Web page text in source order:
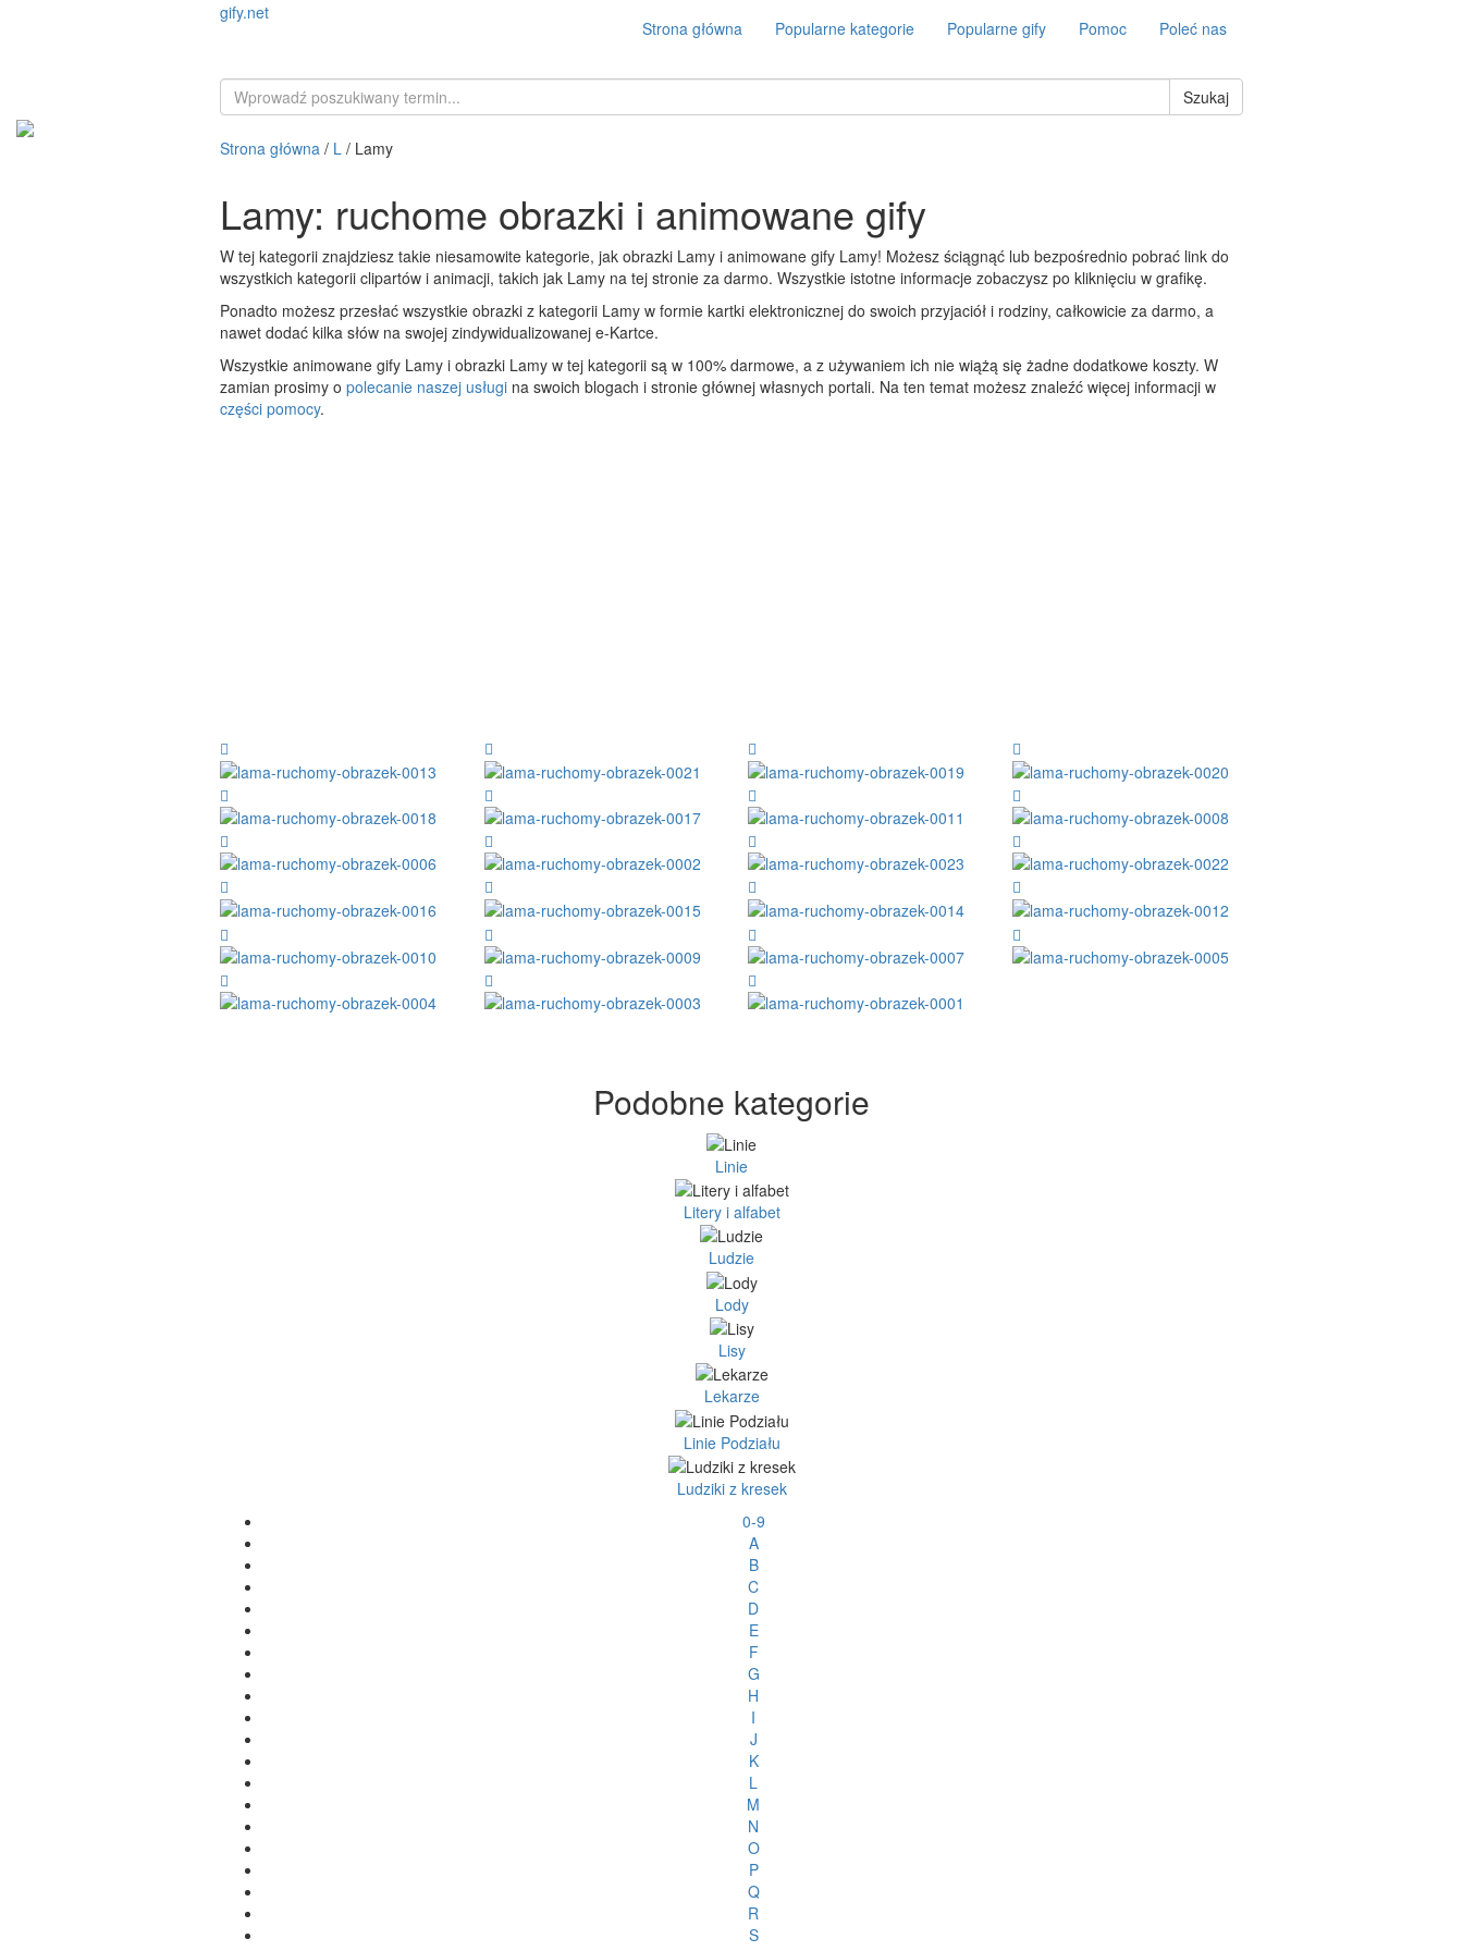
gify.net
Strona główna Popularne kategorie Popularne gify Pomoc Poleć nas
Szukaj
Strona główna / L / Lamy
Lamy: ruchome obrazki i animowane gify
W tej kategorii znajdziesz takie niesamowite kategorie, jak obrazki Lamy i animowane gify Lamy! Możesz ściągnąć lub bezpośrednio pobrać link do
wszystkich kategorii clipartów i animacji, takich jak Lamy na tej stronie za darmo. Wszystkie istotne informacje zobaczysz po kliknięciu w grafikę.
Ponadto możesz przesłać wszystkie obrazki z kategorii Lamy w formie kartki elektronicznej do swoich przyjaciół i rodziny, całkowicie za darmo, a
nawet dodać kilka słów na swojej zindywidualizowanej e-Kartce.
Wszystkie animowane gify Lamy i obrazki Lamy w tej kategorii są w 100% darmowe, a z używaniem ich nie wiążą się żadne dodatkowe koszty. W
zamian prosimy o polecanie naszej usługi na swoich blogach i stronie głównej własnych portali. Na ten temat możesz znaleźć więcej informacji w
części pomocy.
Podobne kategorie
Linie
Litery i alfabet
Ludzie
Lody
Lisy
Lekarze
Linie Podziału
Ludziki z kresek
0-9
A
B
C
D
E
F
G
H
I
J
K
L
M
N
O
P
Q
R
S